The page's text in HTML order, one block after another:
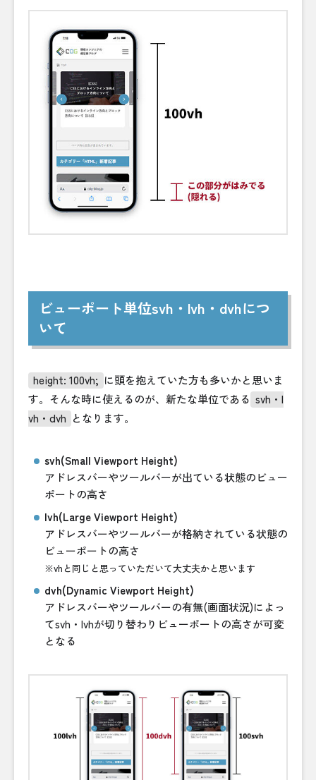
ビューポート単位svh・lvh・dvhにつ
いて
height: 100vh; に頭を抱えていた方も多いかと思いま
す。そんな時に使えるのが、新たな単位である svh・l
vh・dvh となります。
svh(Small Viewport Height)
アドレスバーやツールバーが出ている状態のビュー
ポートの高さ
lvh(Large Viewport Height)
アドレスバーやツールバーが格納されている状態の
ビューポートの高さ
※vhと同じと思っていただいて大丈夫かと思います
dvh(Dynamic Viewport Height)
アドレスバーやツールバーの有無(画面状況)によっ
てsvh・lvhが切り替わりビューポートの高さが可変
となる